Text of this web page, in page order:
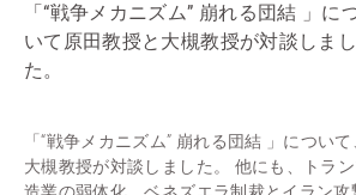
「“戦争メカニズム” 崩れる団結 」に
いて原田教授と大槻教授が対談しまし
た。
「“戦争メカニズム” 崩れる団結 」につい
大槻教授が対談しました。 他にも、トラ